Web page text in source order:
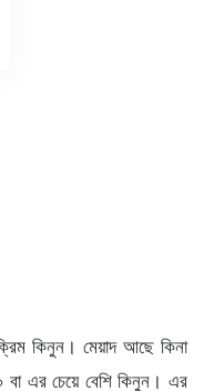
কিনুন। মেয়াদ আছে কিনা
এর চেয়ে বেশি কিনুন। এর